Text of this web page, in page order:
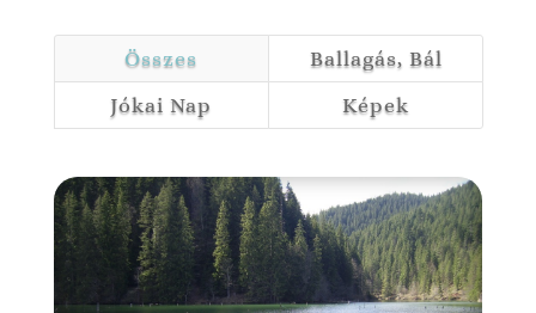
Összes
Ballagás, Bál
Jókai Nap
Képek